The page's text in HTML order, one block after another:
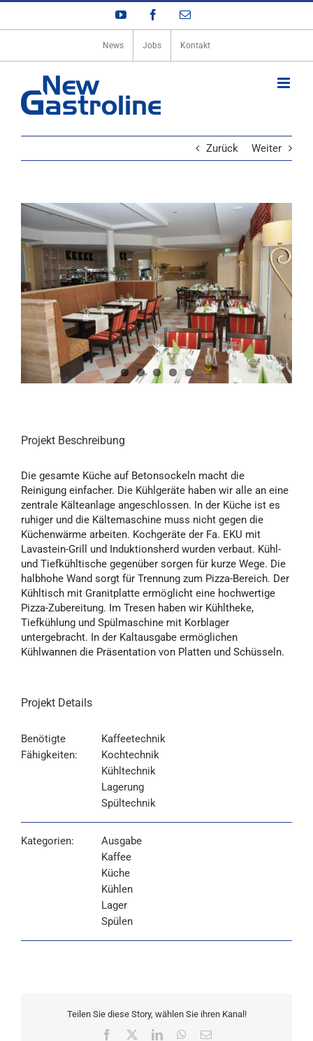
Zum
YouTube Facebook
E-
News Jobs Kontakt
Zurück Weiter
View
Larger
Image
Projekt Beschreibung
Die gesamte Küche auf Betonsockeln macht die
Reinigung einfacher. Die Kühlgeräte haben wir alle an eine
zentrale Kälteanlage angeschlossen. In der Küche ist es
ruhiger und die Kältemaschine muss nicht gegen die
Küchenwärme arbeiten. Kochgeräte der Fa. EKU mit
Lavastein-Grill und Induktionsherd wurden verbaut. Kühl-
und Tiefkühltische gegenüber sorgen für kurze Wege. Die
halbhohe Wand sorgt für Trennung zum Pizza-Bereich. Der
Kühltisch mit Granitplatte ermöglicht eine hochwertige
Pizza-Zubereitung. Im Tresen haben wir Kühltheke,
Tiefkühlung und Spülmaschine mit Korblager
untergebracht. In der Kaltausgabe ermöglichen
Kühlwannen die Präsentation von Platten und Schüsseln.
Projekt Details
Benötigte
Fähigkeiten:
Kaffeetechnik
Kochtechnik
Kühltechnik
Lagerung
Spültechnik
Kategorien:
Ausgabe
Kaffee
Küche
Kühlen
Lager
Spülen
Teilen Sie diese Story, wählen Sie ihren Kanal!
Facebook LinkedInWhatsApp
E-